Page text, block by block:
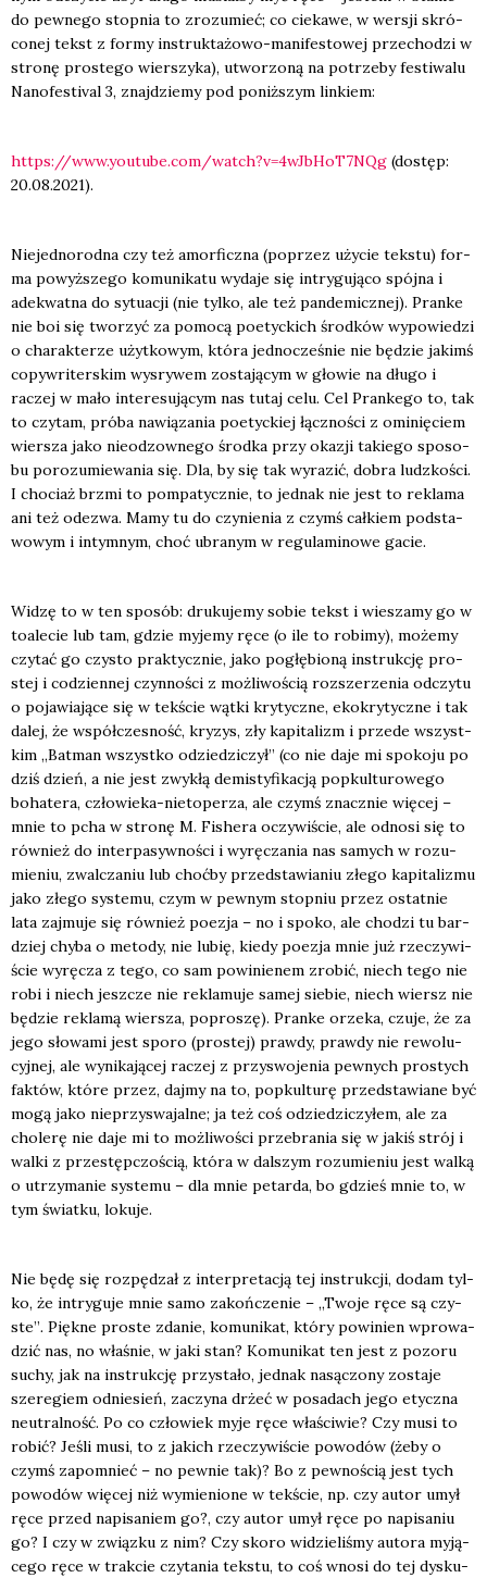
do pew­ne­go stop­nia to zro­zu­mieć; co cie­ka­we, w wer­sji skró­
co­nej tekst z for­my instruk­ta­żo­wo-mani­fe­sto­wej prze­cho­dzi w
stro­nę pro­ste­go wier­szy­ka), utwo­rzo­ną na potrze­by festi­wa­lu
Nano­fe­sti­val 3, znaj­dzie­my pod poniż­szym lin­kiem:
https://www.youtube.com/watch?v=4wJbHoT7NQg (dostęp:
20.08.2021).
Nie­jed­no­rod­na czy też amor­ficz­na (poprzez uży­cie tek­stu) for­
ma powyż­sze­go komu­ni­ka­tu wyda­je się intry­gu­ją­co spój­na i
ade­kwat­na do sytu­acji (nie tyl­ko, ale też pan­de­micz­nej). Pran­ke
nie boi się two­rzyć za pomo­cą poetyc­kich środ­ków wypo­wie­dzi
o cha­rak­te­rze użyt­ko­wym, któ­ra jed­no­cze­śnie nie będzie jakimś
copyw­ri­ter­skim wysry­wem zosta­ją­cym w gło­wie na dłu­go i
raczej w mało inte­re­su­ją­cym nas tutaj celu. Cel Pran­ke­go to, tak
to czy­tam, pró­ba nawią­za­nia poetyc­kiej łącz­no­ści z omi­nię­ciem
wier­sza jako nie­odzow­ne­go środ­ka przy oka­zji takie­go spo­so­
bu poro­zu­mie­wa­nia się. Dla, by się tak wyra­zić, dobra ludz­ko­ści.
I cho­ciaż brzmi to pom­pa­tycz­nie, to jed­nak nie jest to rekla­ma
ani też ode­zwa. Mamy tu do czy­nie­nia z czymś cał­kiem pod­sta­
wo­wym i intym­nym, choć ubra­nym w regu­la­mi­no­we gacie.
Widzę to w ten spo­sób: dru­ku­je­my sobie tekst i wie­sza­my go w
toa­le­cie lub tam, gdzie myje­my ręce (o ile to robi­my), może­my
czy­tać go czy­sto prak­tycz­nie, jako pogłę­bio­ną instruk­cję pro­
stej i codzien­nej czyn­no­ści z moż­li­wo­ścią roz­sze­rze­nia odczy­tu
o poja­wia­ją­ce się w tek­ście wąt­ki kry­tycz­ne, eko­kry­tycz­ne i tak
dalej, że współ­cze­sność, kry­zys, zły kapi­ta­lizm i przede wszyst­
kim „Bat­man wszyst­ko odzie­dzi­czył” (co nie daje mi spo­ko­ju po
dziś dzień, a nie jest zwy­kłą demi­sty­fi­ka­cją popkul­tu­ro­we­go
boha­te­ra, czło­wie­ka-nie­to­pe­rza, ale czymś znacz­nie wię­cej –
mnie to pcha w stro­nę M. Fishe­ra oczy­wi­ście, ale odno­si się to
rów­nież do inter­pa­syw­no­ści i wyrę­cza­nia nas samych w rozu­
mie­niu, zwal­cza­niu lub choć­by przed­sta­wia­niu złe­go kapi­ta­li­zmu
jako złe­go sys­te­mu, czym w pew­nym stop­niu przez ostat­nie
lata zaj­mu­je się rów­nież poezja – no i spo­ko, ale cho­dzi tu bar­
dziej chy­ba o meto­dy, nie lubię, kie­dy poezja mnie już rze­czy­wi­
ście wyrę­cza z tego, co sam powi­nie­nem zro­bić, niech tego nie
robi i niech jesz­cze nie rekla­mu­je samej sie­bie, niech wiersz nie
będzie rekla­mą wier­sza, popro­szę). Pran­ke orze­ka, czu­je, że za
jego sło­wa­mi jest spo­ro (pro­stej) praw­dy, praw­dy nie rewo­lu­
cyj­nej, ale wyni­ka­ją­cej raczej z przy­swo­je­nia pew­nych pro­stych
fak­tów, któ­re przez, daj­my na to, popkul­tu­rę przed­sta­wia­ne być
mogą jako nie­przy­swa­jal­ne; ja też coś odzie­dzi­czy­łem, ale za
cho­le­rę nie daje mi to moż­li­wo­ści prze­bra­nia się w jakiś strój i
wal­ki z prze­stęp­czo­ścią, któ­ra w dal­szym rozu­mie­niu jest wal­ką
o utrzy­ma­nie sys­te­mu – dla mnie petar­da, bo gdzieś mnie to, w
tym świat­ku, loku­je.
Nie będę się roz­pę­dzał z inter­pre­ta­cją tej instruk­cji, dodam tyl­
ko, że intry­gu­je mnie samo zakoń­cze­nie – „Two­je ręce są czy­
ste”. Pięk­ne pro­ste zda­nie, komu­ni­kat, któ­ry powi­nien wpro­wa­
dzić nas, no wła­śnie, w jaki stan? Komu­ni­kat ten jest z pozo­ru
suchy, jak na instruk­cję przy­sta­ło, jed­nak nasą­czo­ny zosta­je
sze­re­giem odnie­sień, zaczy­na drżeć w posa­dach jego etycz­na
neu­tral­ność. Po co czło­wiek myje ręce wła­ści­wie? Czy musi to
robić? Jeśli musi, to z jakich rze­czy­wi­ście powo­dów (żeby o
czymś zapo­mnieć – no pew­nie tak)? Bo z pew­no­ścią jest tych
powo­dów wię­cej niż wymie­nio­ne w tek­ście, np. czy autor umył
ręce przed napi­sa­niem go?, czy autor umył ręce po napi­sa­niu
go? I czy w związ­ku z nim? Czy sko­ro widzie­li­śmy auto­ra myją­
ce­go ręce w trak­cie czy­ta­nia tek­stu, to coś wno­si do tej dys­ku­